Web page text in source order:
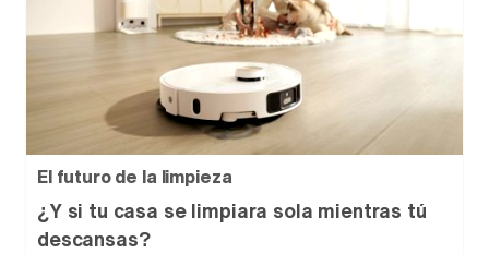
El futuro de la limpieza
¿Y si tu casa se limpiara sola mientras tú
descansas?